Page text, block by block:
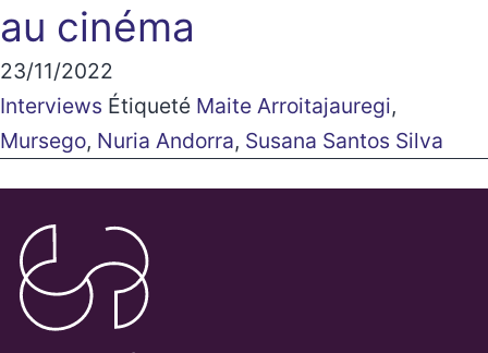
au cinéma
23/11/2022
Interviews Étiqueté Maite Arroitajauregi,
Mursego, Nuria Andorra, Susana Santos Silva